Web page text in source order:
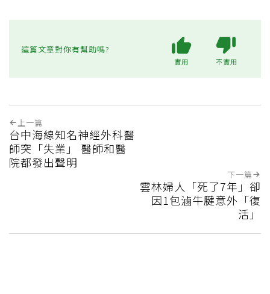
這篇文章對你有幫助嗎?
實用 不實用
上一篇
台中海線知名神經外科醫
師突「失業」 醫師和醫
院都發出聲明
下一篇
雲林婦人「死了7年」卻
因1包滷牛腱意外「復
活」